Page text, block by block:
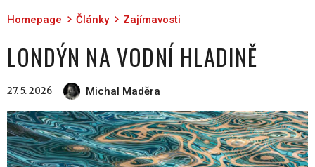
Homepage Články Zajímavosti
LONDÝN NA VODNÍ HLADINĚ
27. 5. 2026 Michal Maděra